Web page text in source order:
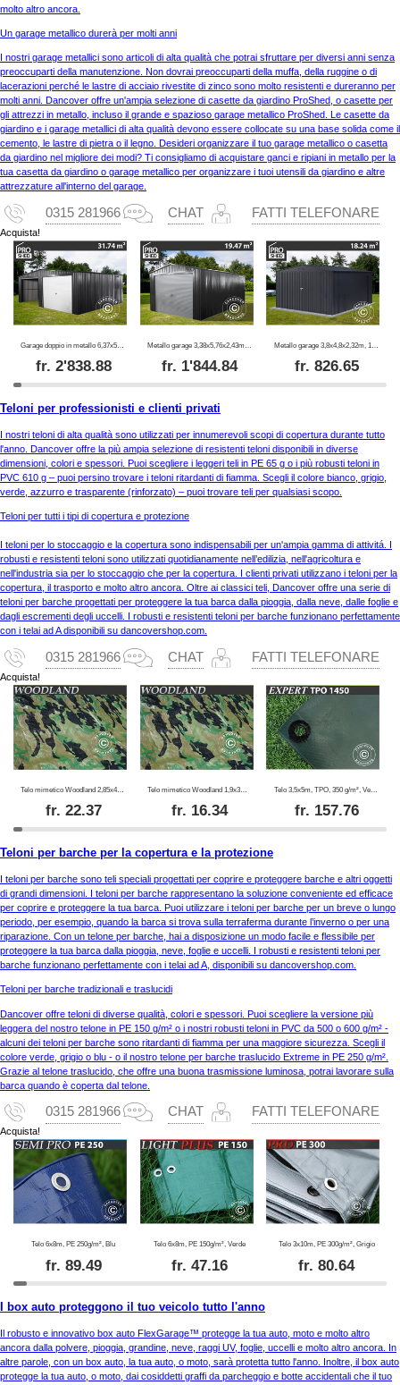
molto altro ancora.
Un garage metallico durerà per molti anni
I nostri garage metallici sono articoli di alta qualità che potrai sfruttare per diversi anni senza
preoccuparti della manutenzione. Non dovrai preoccuparti della muffa, della ruggine o di
lacerazioni perché le lastre di acciaio rivestite di zinco sono molto resistenti e dureranno per
molti anni. Dancover offre un'ampia selezione di casette da giardino ProShed, o casette per
gli attrezzi in metallo, incluso il grande e spazioso garage metallico ProShed. Le casette da
giardino e i garage metallici di alta qualità devono essere collocate su una base solida come il
cemento, le lastre di pietra o il legno. Desideri organizzare il tuo garage metallico o casetta
da giardino nel migliore dei modi? Ti consigliamo di acquistare ganci e ripiani in metallo per la
tua casetta da giardino o garage metallico per organizzare i tuoi utensili da giardino e altre
attrezzature all'interno del garage.
0315 281966 CHAT FATTI TELEFONARE
Acquista!
Garage doppio in metallo 6,37x5,13x2,41m, 31,74m², ProShed®, Antracite
fr. 2'838.88
Metallo garage 3,38x5,76x2,43m, 19,47m², ProShed®, Antracite
fr. 1'844.84
Metallo garage 3,8x4,8x2,32m, 18,24m², ProShed®, Antracite
fr. 826.65
Teloni per professionisti e clienti privati
I nostri teloni di alta qualità sono utilizzati per innumerevoli scopi di copertura durante tutto
l'anno. Dancover offre la più ampia selezione di resistenti teloni disponibili in diverse
dimensioni, colori e spessori. Puoi scegliere i leggeri teli in PE 65 g o i più robusti teloni in
PVC 610 g – puoi persino trovare i teloni ritardanti di fiamma. Scegli il colore bianco, grigio,
verde, azzurro e trasparente (rinforzato) – puoi trovare teli per qualsiasi scopo.
Teloni per tutti i tipi di copertura e protezione
I teloni per lo stoccaggio e la copertura sono indispensabili per un'ampia gamma di attivitá. I
robusti e resistenti teloni sono utilizzati quotidianamente nell’edilizia, nell'agricoltura e
nell'industria sia per lo stoccaggio che per la copertura. I clienti privati utilizzano i teloni per la
copertura, il trasporto e molto altro ancora. Oltre ai classici teli, Dancover offre una serie di
teloni per barche progettati per proteggere la tua barca dalla pioggia, dalla neve, dalle foglie e
dagli escrementi degli uccelli. I robusti e resistenti teloni per barche funzionano perfettamente
con i telai ad A disponibili su dancovershop.com.
0315 281966 CHAT FATTI TELEFONARE
Acquista!
Telo mimetico Woodland 2,85x4m, 100g/m²
fr. 22.37
Telo mimetico Woodland 1,9x3m, 100g/m²
fr. 16.34
Telo 3,5x5m, TPO, 350 g/m², Verde
fr. 157.76
Teloni per barche per la copertura e la protezione
I teloni per barche sono teli speciali progettati per coprire e proteggere barche e altri oggetti
di grandi dimensioni. I teloni per barche rappresentano la soluzione conveniente ed efficace
per coprire e proteggere la tua barca. Puoi utilizzare i teloni per barche per un breve o lungo
periodo, per esempio, quando la barca si trova sulla terraferma durante l’inverno o per una
riparazione. Con un telone per barche, hai a disposizione un modo facile e flessibile per
proteggere la tua barca dalla pioggia, neve, foglie e uccelli. I robusti e resistenti teloni per
barche funzionano perfettamente con i telai ad A, disponibili su dancovershop.com.
Teloni per barche tradizionali e traslucidi
Dancover offre teloni di diverse qualità, colori e spessori. Puoi scegliere la versione più
leggera del nostro telone in PE 150 g/m² o i nostri robusti teloni in PVC da 500 o 600 g/m² -
alcuni dei teloni per barche sono ritardanti di fiamma per una maggiore sicurezza. Scegli il
colore verde, grigio o blu - o il nostro telone per barche traslucido Extreme in PE 250 g/m².
Grazie al telone traslucido, che offre una buona trasmissione luminosa, potrai lavorare sulla
barca quando è coperta dal telone.
0315 281966 CHAT FATTI TELEFONARE
Acquista!
Telo 6x8m, PE 250g/m², Blu
fr. 89.49
Telo 6x8m, PE 150g/m², Verde
fr.47.16
Telo 3x10m, PE 300g/m², Grigio
fr.80.64
I box auto proteggono il tuo veicolo tutto l'anno
Il robusto e innovativo box auto FlexGarage™ protegge la tua auto, moto e molto altro
ancora dalla polvere, pioggia, grandine, neve, raggi UV, foglie, uccelli e molto altro ancora. In
altre parole, con un box auto, la tua auto, o moto, sarà protetta tutto l'anno. Inoltre, il box auto
protegge la tua auto, o moto, dai cosiddetti graffi da parcheggio e botte accidentali che il tuo